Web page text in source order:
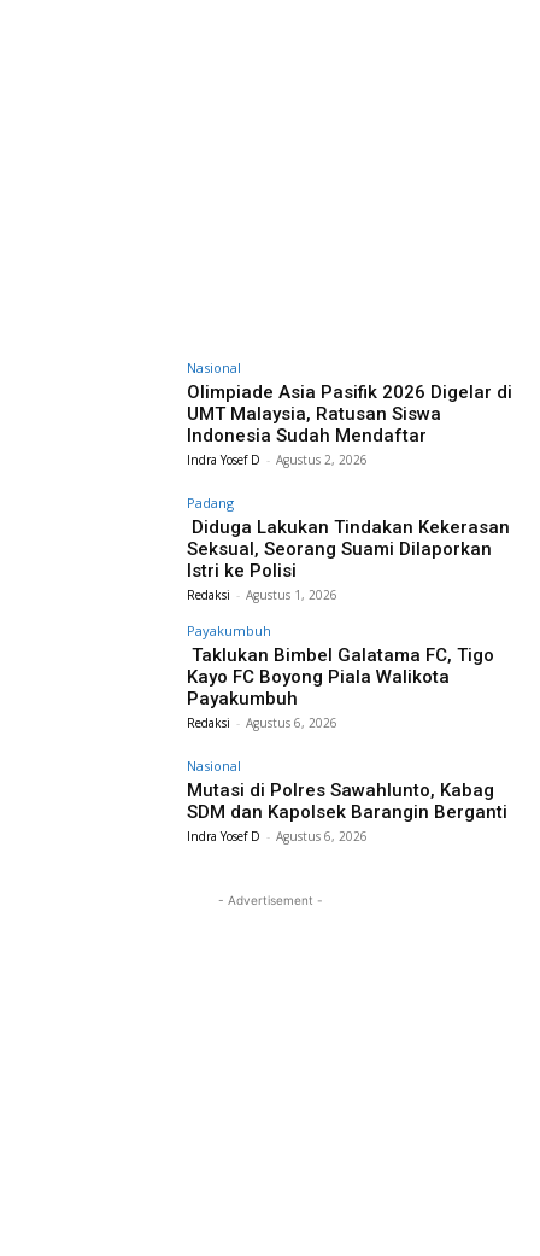
Nasional
Olimpiade Asia Pasifik 2026 Digelar di
UMT Malaysia, Ratusan Siswa
Indonesia Sudah Mendaftar
Indra Yosef D - Agustus 2, 2026
Padang
Diduga Lakukan Tindakan Kekerasan
Seksual, Seorang Suami Dilaporkan
Istri ke Polisi
Redaksi - Agustus 1, 2026
Payakumbuh
Taklukan Bimbel Galatama FC, Tigo
Kayo FC Boyong Piala Walikota
Payakumbuh
Redaksi - Agustus 6, 2026
Nasional
Mutasi di Polres Sawahlunto, Kabag
SDM dan Kapolsek Barangin Berganti
Indra Yosef D - Agustus 6, 2026
- Advertisement -